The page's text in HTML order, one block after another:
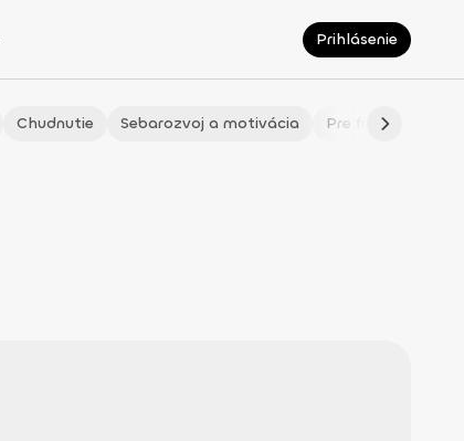
Prihlásenie
Chudnutie Sebarozvoj a motivácia Pre fitmaminky